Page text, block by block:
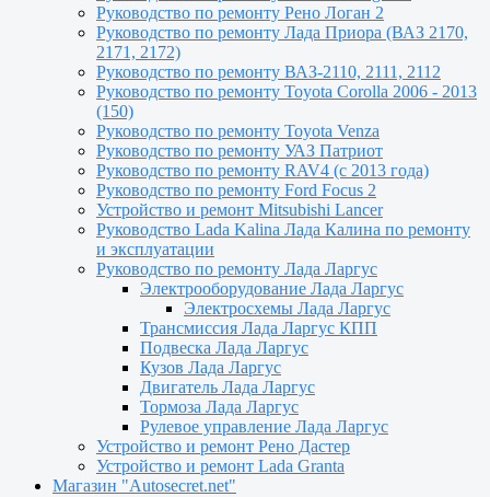
Руководство по ремонту Рено Логан 2
Руководство по ремонту Лада Приора (ВАЗ 2170,
2171, 2172)
Руководство по ремонту ВАЗ-2110, 2111, 2112
Руководство по ремонту Toyota Сorolla 2006 - 2013
(150)
Руководство по ремонту Toyota Venza
Руководство по ремонту УАЗ Патриот
Руководство по ремонту RAV4 (с 2013 года)
Руководство по ремонту Ford Focus 2
Устройство и ремонт Mitsubishi Lancer
Руководство Lada Kalina Лада Калина по ремонту
и эксплуатации
Руководство по ремонту Лада Ларгус
Электрооборудование Лада Ларгус
Электросхемы Лада Ларгус
Трансмиссия Лада Ларгус КПП
Подвеска Лада Ларгус
Кузов Лада Ларгус
Двигатель Лада Ларгус
Тормоза Лада Ларгус
Рулевое управление Лада Ларгус
Устройство и ремонт Рено Дастер
Устройство и ремонт Lada Granta
Магазин "Autosecret.net"